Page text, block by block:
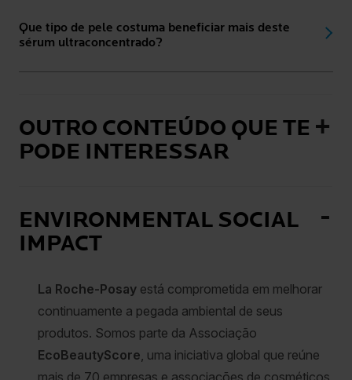
Que tipo de pele costuma beneficiar mais deste
sérum ultraconcentrado?
OUTRO CONTEÚDO QUE TE
PODE INTERESSAR
ENVIRONMENTAL SOCIAL
IMPACT